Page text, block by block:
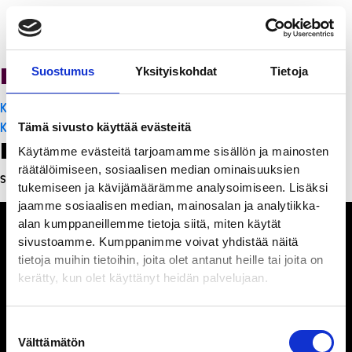
Suostumus Yksityiskohdat Tietoja
Tämä sivusto käyttää evästeitä
Käytämme evästeitä tarjoamamme sisällön ja mainosten
räätälöimiseen, sosiaalisen median ominaisuuksien
tukemiseen ja kävijämäärämme analysoimiseen. Lisäksi
jaamme sosiaalisen median, mainosalan ja analytiikka-
alan kumppaneillemme tietoja siitä, miten käytät
sivustoamme. Kumppanimme voivat yhdistää näitä
tietoja muihin tietoihin, joita olet antanut heille tai joita on
kerätty, kun olet käyttänyt heidän palvelujaan.
valinta
Välttämätön
PanchoVilla
Artikkelien
selaus
K-Citymarket Pori Puuvilla
K-Citymarket Pori Puuvilla
Leave a Reply
Sinun täytyy kirjautua sisään